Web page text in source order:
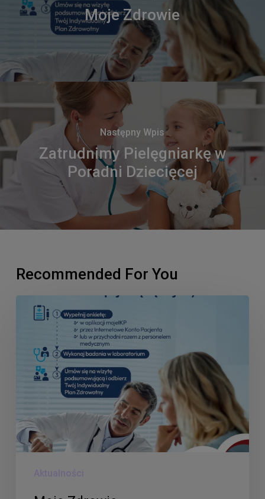
Moje Zdrowie
Następny Wpis
Zatrudnimy Pielęgniarkę w
Poradni Dziecięcej
Recommended For You
Moje
Zdrowie